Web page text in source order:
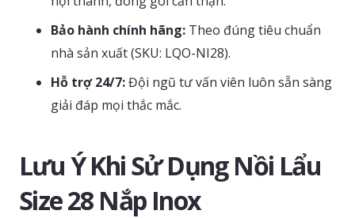
Bảo hành chính hãng: Theo đúng tiêu chuẩn
nhà sản xuất (SKU: LQO-NI28).
Hỗ trợ 24/7:Đội ngũ tư vấn viên luôn sẵn sàng
giải đáp mọi thắc mắc.
Lưu Ý Khi Sử Dụng Nồi Lẩu
Size 28 Nắp Inox